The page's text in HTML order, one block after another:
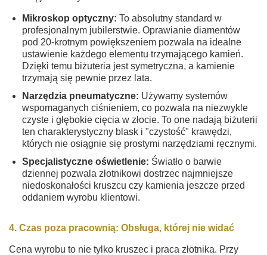
Mikroskop optyczny: To absolutny standard w
profesjonalnym jubilerstwie. Oprawianie diamentów
pod 20-krotnym powiększeniem pozwala na idealne
ustawienie każdego elementu trzymającego kamień.
Dzięki temu biżuteria jest symetryczna, a kamienie
trzymają się pewnie przez lata.
Narzędzia pneumatyczne: Używamy systemów
wspomaganych ciśnieniem, co pozwala na niezwykle
czyste i głębokie cięcia w złocie. To one nadają biżuterii
ten charakterystyczny blask i "czystość" krawędzi,
których nie osiągnie się prostymi narzędziami ręcznymi.
Specjalistyczne oświetlenie: Światło o barwie
dziennej pozwala złotnikowi dostrzec najmniejsze
niedoskonałości kruszcu czy kamienia jeszcze przed
oddaniem wyrobu klientowi.
4. Czas poza pracownią: Obsługa, której nie widać
Cena wyrobu to nie tylko kruszec i praca złotnika. Przy